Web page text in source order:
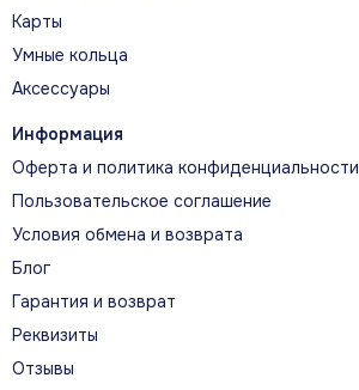
Карты
Умные кольца
Аксессуары
Информация
Оферта и политика конфиденциальности
Пользовательское соглашение
Условия обмена и возврата
Блог
Гарантия и возврат
Реквизиты
Отзывы